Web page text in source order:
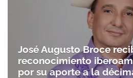
José Augusto Broce
reconocimiento
por su aporte a la